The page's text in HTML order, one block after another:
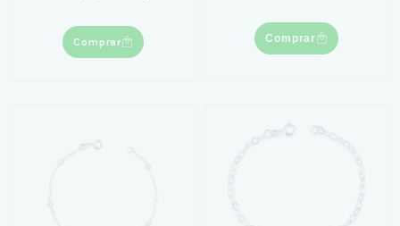
Comprar Comprar